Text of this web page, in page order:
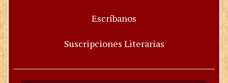
Escríbanos
Suscripciones Literarias